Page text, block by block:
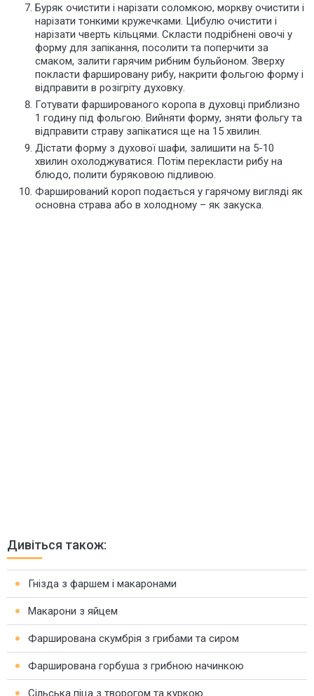
Буряк очистити і нарізати соломкою, моркву очистити і
нарізати тонкими кружечками. Цибулю очистити і
нарізати чверть кільцями. Скласти подрібнені овочі у
форму для запікання, посолити та поперчити за
смаком, залити гарячим рибним бульйоном. Зверху
покласти фаршировану рибу, накрити фольгою форму і
відправити в розігріту духовку.
Готувати фаршированого коропа в духовці приблизно
1 годину під фольгою. Вийняти форму, зняти фольгу та
відправити страву запікатися ще на 15 хвилин.
Дістати форму з духової шафи, залишити на 5-10
хвилин охолоджуватися. Потім перекласти рибу на
блюдо, полити буряковою підливою.
Фарширований короп подається у гарячому вигляді як
основна страва або в холодному – як закуска.
Дивіться також:
Гнізда з фаршем і макаронами
Макарони з яйцем
Фарширована скумбрія з грибами та сиром
Фарширована горбуша з грибною начинкою
Сільська піца з творогом та куркою